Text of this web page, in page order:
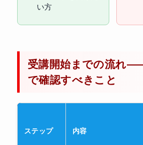
い方
受講開始までの流れ
で確認すべきこと
ステップ 内容